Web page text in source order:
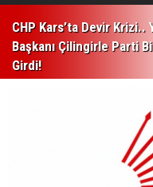
CHP Kars’ta Devir Krizi..
Başkanı Çilingirle Parti
Girdi!